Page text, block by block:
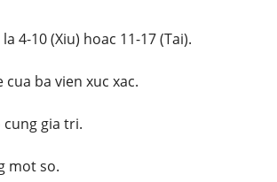
4-10 (Xiu) hoac 11-17 (Tai).
ba vien xuc xac.
gia tri.
mot so.